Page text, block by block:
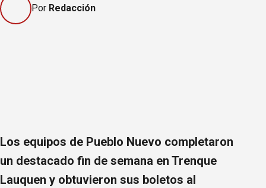
Por Redacción
Los equipos de Pueblo Nuevo completaron
un destacado fin de semana en Trenque
Lauquen y obtuvieron sus boletos al